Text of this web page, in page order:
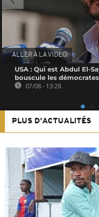
ALLER À LA VIDEO
USA : Qui est Abdul El-
bouscule les
07/08 - 13:28
PLUS D'ACTUALITÉS